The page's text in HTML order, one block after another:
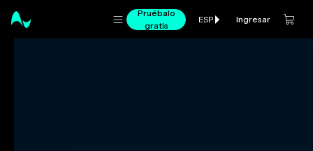
Pruébalo
gratis
ESP Ingresar